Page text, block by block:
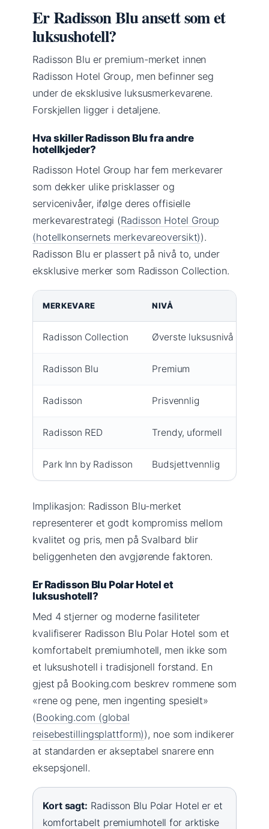
Er Radisson Blu ansett som et
luksushotell?
Radisson Blu er premium-merket innen
Radisson Hotel Group, men befinner seg
under de eksklusive luksusmerkevarene.
Forskjellen ligger i detaljene.
Hva skiller Radisson Blu fra andre
hotellkjeder?
Radisson Hotel Group har fem merkevarer
som dekker ulike prisklasser og
servicenivåer, ifølge deres offisielle
merkevarestrategi (Radisson Hotel Group
(hotellkonsernets merkevareoversikt)).
Radisson Blu er plassert på nivå to, under
eksklusive merker som Radisson Collection.
MERKEVARE NIVÅ
Radisson Collection Øverste luksusnivå
Radisson Blu Premium
Radisson Prisvennlig
Radisson RED Trendy, uformell
Park Inn by Radisson Budsjettvennlig
Implikasjon: Radisson Blu-merket
representerer et godt kompromiss mellom
kvalitet og pris, men på Svalbard blir
beliggenheten den avgjørende faktoren.
Er Radisson Blu Polar Hotel et
luksushotell?
Med 4 stjerner og moderne fasiliteter
kvalifiserer Radisson Blu Polar Hotel som et
komfortabelt premiumhotell, men ikke som
et luksushotell i tradisjonell forstand. En
gjest på Booking.com beskrev rommene som
«rene og pene, men ingenting spesielt»
(Booking.com (global
reisebestillingsplattform)), noe som indikerer
at standarden er akseptabel snarere enn
eksepsjonell.
Kort sagt: Radisson Blu Polar Hotel er et
komfortabelt premiumhotell for arktiske